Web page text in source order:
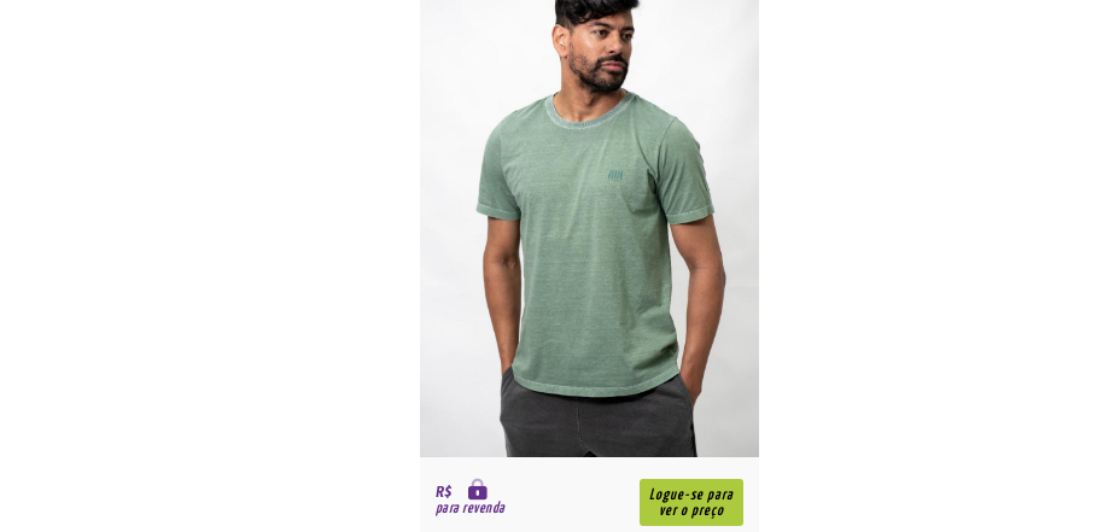
R$
para revenda
Logue-se para
ver o preço